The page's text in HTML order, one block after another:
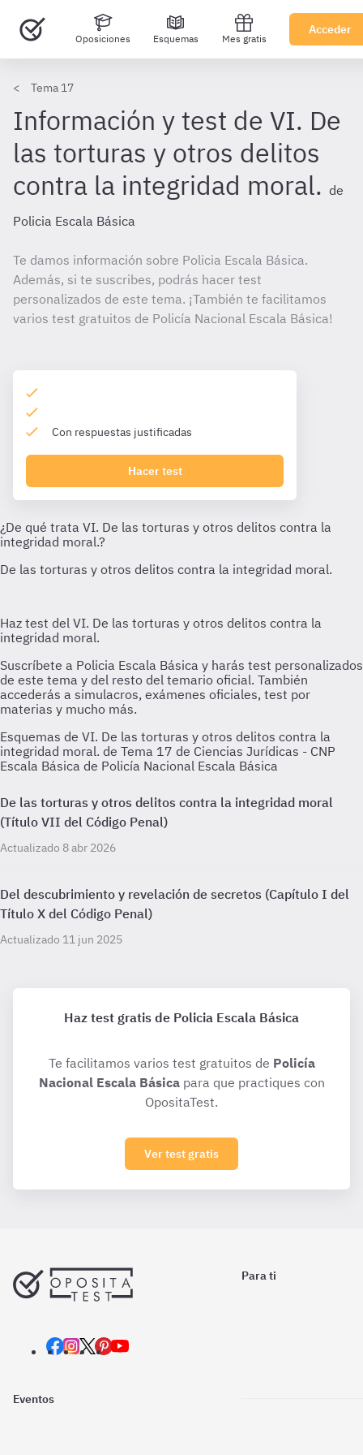
Oposiciones Esquemas Mes gratis
Acceder
Tema 17
Información y test de VI. De
las torturas y otros delitos
contra la integridad moral. de
Policia Escala Básica
Te damos información sobre Policia Escala Básica.
Además, si te suscribes, podrás hacer test
personalizados de este tema. ¡También te facilitamos
varios test gratuitos de Policía Nacional Escala Básica!
Con respuestas justificadas
Hacer test
Esquemas de VI. De las torturas y otros delitos contra la
integridad moral. de Tema 17 de Ciencias Jurídicas - CNP
Escala Básica de Policía Nacional Escala Básica
De las torturas y otros delitos contra la integridad moral
(Título VII del Código Penal)
Actualizado 8 abr 2026
Del descubrimiento y revelación de secretos (Capítulo I del
Título X del Código Penal)
Actualizado 11 jun 2025
Haz test gratis de Policia Escala Básica
Te facilitamos varios test gratuitos de Policía
Nacional Escala Básicapara que practiques con
OpositaTest.
Ver test gratis
Para ti
Eventos